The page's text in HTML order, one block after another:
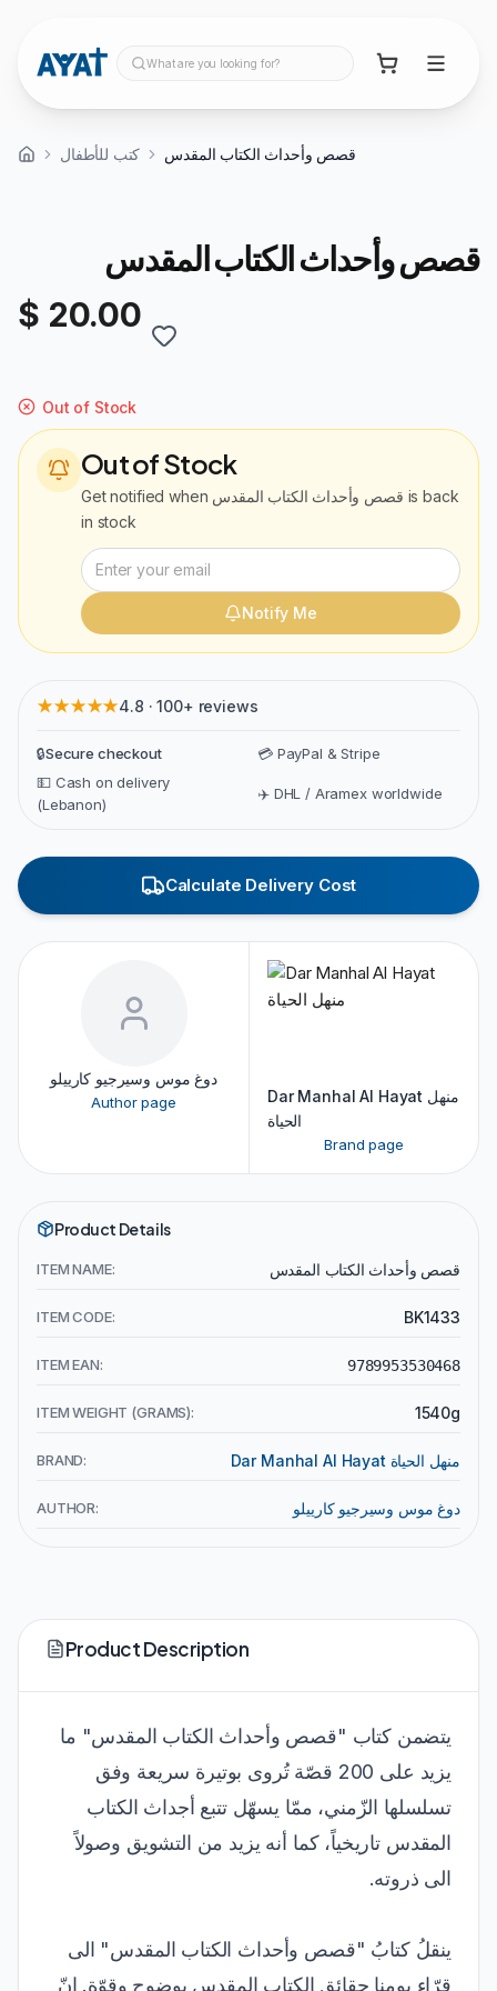
What are you looking for?
كتب للأطفال قصص وأحداث الكتاب المقدس
قصص وأحداث الكتاب المقدس
$ 20.00
Out of Stock
Out of Stock
Get notified when قصص وأحداث الكتاب المقدس is back
in stock
Notify Me
★★★★★4.8 · 100+ reviews
🔒Secure checkout
💳 PayPal & Stripe
💵 Cash on delivery
(Lebanon)
✈️ DHL / Aramex worldwide
Calculate Delivery Cost
دوغ موس وسيرجيو كارييلو
Author page
Dar Manhal Al Hayat منهل
الحياة
Brand page
Product Details
ITEM NAME: قصص وأحداث الكتاب المقدس
ITEM CODE: BK1433
ITEM EAN: 9789953530468
ITEM WEIGHT (GRAMS): 1540g
BRAND: Dar Manhal Al Hayat منهل الحياة
AUTHOR: دوغ موس وسيرجيو كارييلو
Product Description
يتضمن كتاب "قصص وأحداث الكتاب المقدس" ما
يزيد على 200 قصّة تُروى بوتيرة سريعة وفق
تسلسلها الزّمني، ممّا يسهّل تتبع أجداث الكتاب
المقدس تاريخياً، كما أنه يزيد من التشويق وصولاً
الى ذروته.
ينقلُ كتابُ "قصص وأحداث الكتاب المقدس" الى
قرّاء يومنا حقائق الكتاب المقدس بوضوح وقوّة. إنّ